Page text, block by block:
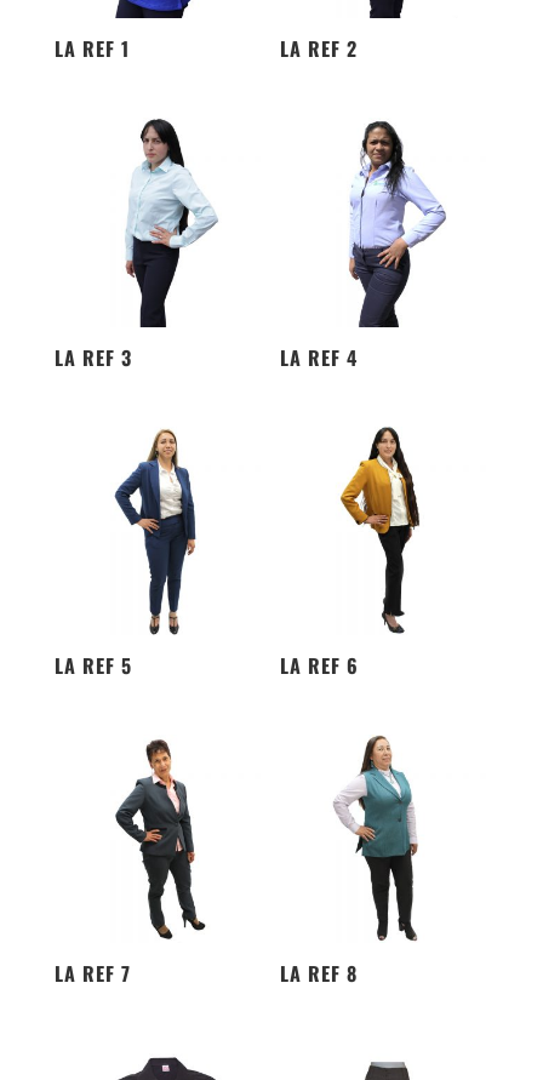
LA REF 1 LA REF 2
LA REF 3 LA REF 4
LA REF 5 LA REF 6
LA REF 7 LA REF 8